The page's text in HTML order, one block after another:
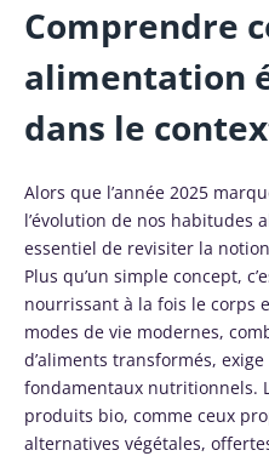
Comprendre
alimentation
dans le
Alors que l’année 2025
l’évolution de nos habitudes
essentiel de revisiter la notion
Plus qu’un simple concept,
nourrissant à la fois le corps
modes de vie modernes,
d’aliments transformés,
fondamentaux nutritionnels.
produits bio, comme ceux
alternatives végétales,